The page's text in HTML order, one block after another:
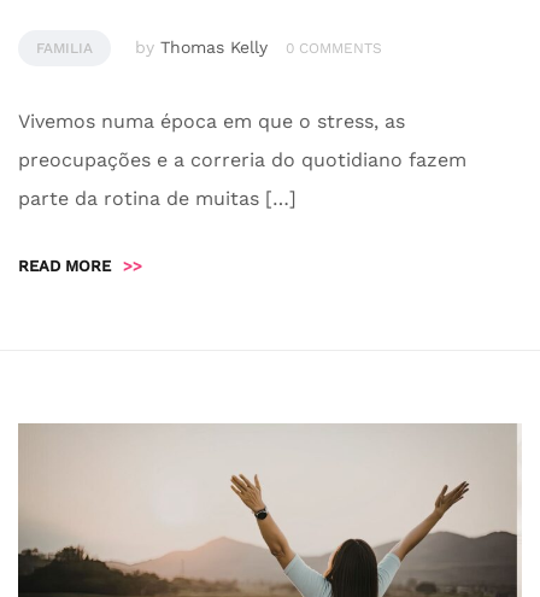
FAMILIA by Thomas Kelly 0 COMMENTS
Vivemos numa época em que o stress, as
preocupações e a correria do quotidiano fazem
parte da rotina de muitas […]
READ MORE >>